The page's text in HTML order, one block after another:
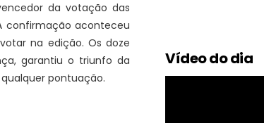
da votação das
confirmação aconteceu
na edição. Os doze
garantiu o triunfo da
pontuação.
Vídeo do dia